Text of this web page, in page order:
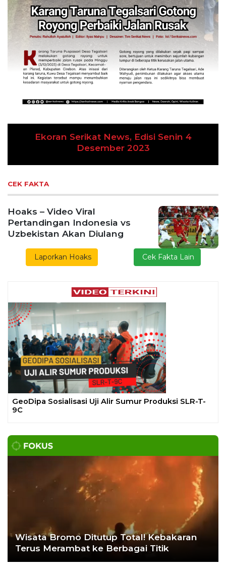
Ekoran Serikat News, Edisi Senin 4
Desember 2023
CEK FAKTA
Hoaks – Video Viral
Pertandingan Indonesia vs
Uzbekistan Akan Diulang
Laporkan Hoaks Cek Fakta Lain
GeoDipa Sosialisasi Uji Alir Sumur Produksi SLR-T-
9C
Previous
Wisata Bromo Ditutup Total! Kebakaran
Terus Merambat ke Berbagai Titik